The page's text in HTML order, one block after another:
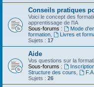
Conseils pratiques
Voici le concept des
apprentissage de l'IA
Sous-forums :
Mode
formation
Livres et
Sujets : 17
Aide
Vos questions sur la
Sous-forums :
Structure des cours
Sujets : 26